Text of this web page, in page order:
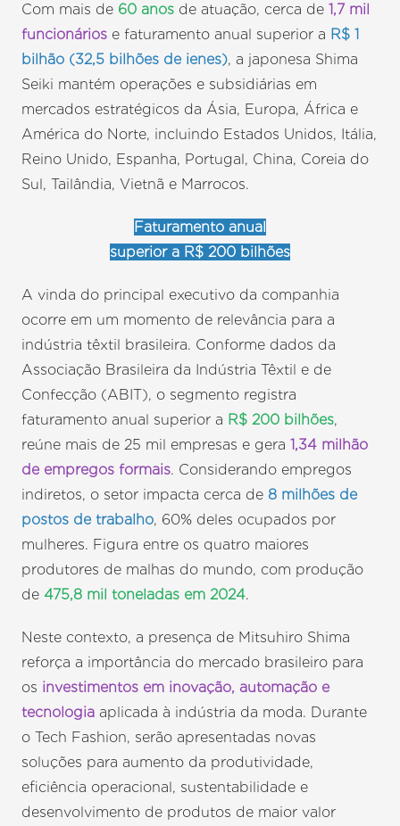
Com mais de 60 anos de atuação, cerca de1,7 mil
funcionários e faturamento anual superior a R$ 1
bilhão (32,5 bilhões de ienes), a japonesa Shima
Seiki mantém operações e subsidiárias em
mercados estratégicos da Ásia, Europa, África e
América do Norte, incluindo Estados Unidos, Itália,
Reino Unido, Espanha, Portugal, China, Coreia do
Sul, Tailândia, Vietnã e Marrocos.
Faturamento anual
superior a R$ 200 bilhões
A vinda do principal executivo da companhia
ocorre em um momento de relevância para a
indústria têxtil brasileira. Conforme dados da
Associação Brasileira da Indústria Têxtil e de
Confecção (ABIT), o segmento registra
faturamento anual superior a R$ 200 bilhões,
reúne mais de 25 mil empresas e gera 1,34 milhão
de empregos formais. Considerando empregos
indiretos, o setor impacta cerca de 8 milhões de
postos de trabalho, 60% deles ocupados por
mulheres. Figura entre os quatro maiores
produtores de malhas do mundo, com produção
de 475,8 mil toneladas em 2024.
Neste contexto, a presença de Mitsuhiro Shima
reforça a importância do mercado brasileiro para
os investimentos em inovação, automação e
tecnologia aplicada à indústria da moda. Durante
o Tech Fashion, serão apresentadas novas
soluções para aumento da produtividade,
eficiência operacional, sustentabilidade e
desenvolvimento de produtos de maior valor